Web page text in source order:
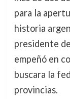
para la
historia
presidente
empeñó en
buscara la
provincias.